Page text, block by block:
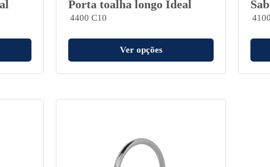
Porta toalha longo Ideal
4400 C10
Ver opções